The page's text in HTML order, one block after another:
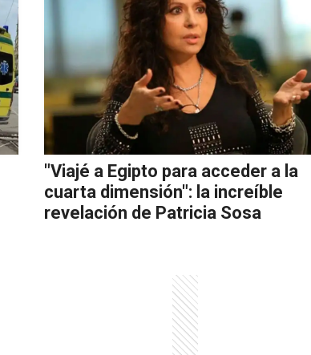
"Viajé a Egipto para acceder a la
cuarta dimensión": la increíble
revelación de Patricia Sosa